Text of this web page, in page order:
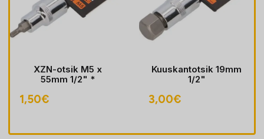
XZN-otsik M5 x
55mm 1/2" *
1,50€
Kuuskantotsik 19mm
1/2"
3,00€